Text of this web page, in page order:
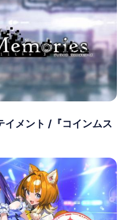
イメント /『コインムス